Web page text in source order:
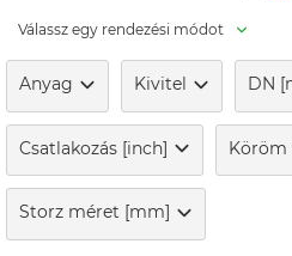
Válassz egy rendezési módot
Anyag Kivitel DN
Csatlakozás [inch] Köröm
Storz méret [mm]